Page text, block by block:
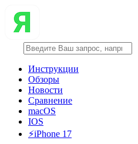
Инструкции
Обзоры
Новости
Сравнение
macOS
IOS
⚡️iPhone 17